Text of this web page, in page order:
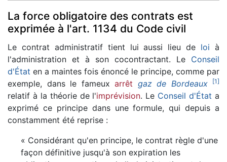
La force obligatoire des contrats est
exprimée à l'art. 1134 du Code civil
Le contrat administratif tient lui aussi lieu de loi à
l'administration et à son cocontractant. Le Conseil
d'État en a maintes fois énoncé le principe, comme par
exemple, dans le fameux arrêt gaz de Bordeaux [1]
relatif à la théorie de l'imprévision. Le Conseil d'État a
exprimé ce principe dans une formule, qui depuis a
constamment été reprise :
« Considérant qu'en principe, le contrat règle d'une
façon définitive jusqu'à son expiration les